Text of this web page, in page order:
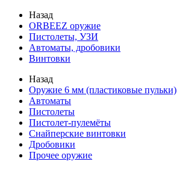
Назад
ORBEEZ оружие
Пистолеты, УЗИ
Автоматы, дробовики
Винтовки
Назад
Оружие 6 мм (пластиковые пульки)
Автоматы
Пистолеты
Пистолет-пулемёты
Снайперские винтовки
Дробовики
Прочее оружие